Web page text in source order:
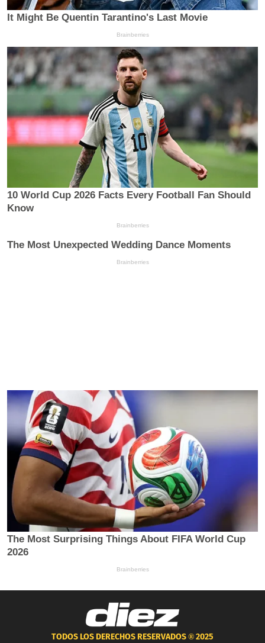
TODOS LOS DERECHOS RESERVADOS ®2025